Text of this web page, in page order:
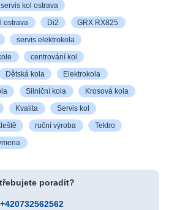
servis kol ostrava
ostrava Di2 GRX RX825
servis elektrokola
centrování kol
Dětská kola Elektrokola
Silniční kola Krosová kola
Kvalita Servis kol
ruční výroba Tektro
poradit?
+420732562562